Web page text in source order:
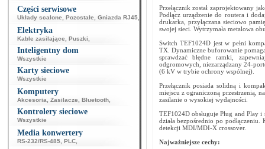
Części serwisowe
Układy scalone Pozostałe Gniazda RJ45
Elektryka
Kable zasilające Puszki
Inteligentny dom
Wszystkie
Karty sieciowe
Wszystkie
Komputery
Akcesoria Zasilacze Bluetooth
Kontrolery sieciowe
Wszystkie
Media konwertery
RS-232/RS-485 PLC
Przełącznik został zaprojektowany
Podłącz urządzenie do routera i
drukarka, przyłączana sieciowo
swojej sieci. Wytrzymała metalowa
Switch TEF1024D jest w pełni
TX. Dynamiczne buforowanie
sprawdzać błędne ramki,
odgromowych, niezarządzany 24-
(6 kV w trybie ochrony wspólnej).
Przełącznik posiada solidną i
miejscu z ograniczoną przestrzenią,
zasilanie o wysokiej wydajności.
TEF1024D obsługuje Plug and Play
działa bezpośrednio po
detekcji MDI/MDI-X crossover.
Najważniejsze cechy: